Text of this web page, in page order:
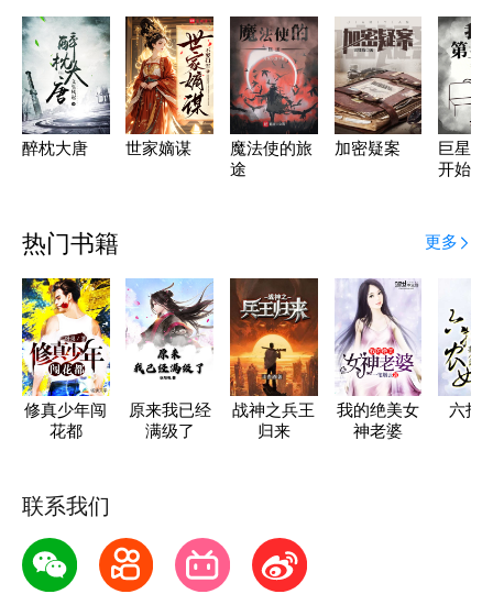
醉枕大唐 世家嫡谋
魔法使的旅
途
加密疑案
巨星从
开始
热门书籍 更多
修真少年闯
花都
原来我已经
满级了
战神之兵王
归来
我的绝美女
神老婆
六指
联系我们